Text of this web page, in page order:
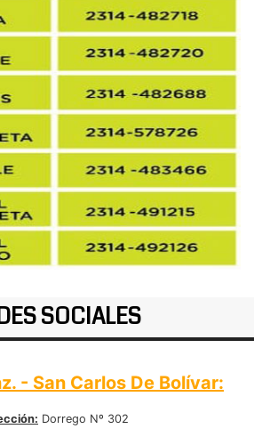
SOCIALES
- San Carlos De Bolívar:
Dorrego Nº 302